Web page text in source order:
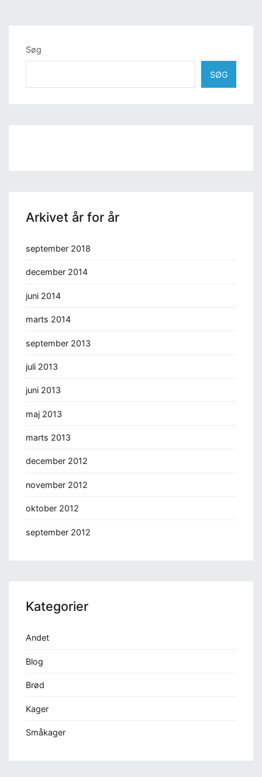
Søg
SØG
Arkivet år for år
september 2018
december 2014
juni 2014
marts 2014
september 2013
juli 2013
juni 2013
maj 2013
marts 2013
december 2012
november 2012
oktober 2012
september 2012
Kategorier
Andet
Blog
Brød
Kager
Småkager